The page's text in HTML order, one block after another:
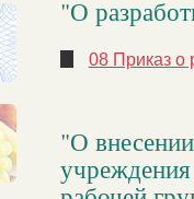
"О
08 Приказ
"О